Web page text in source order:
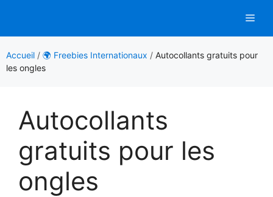
contenu
Accueil / 🌍 Freebies Internationaux / Autocollants gratuits pour
les ongles
Autocollants
gratuits pour les
ongles